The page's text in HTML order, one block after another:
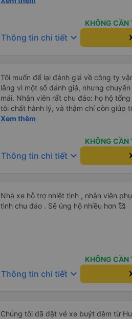
chính là công ty đã thay đổi điểm đón
cho chúng tôi cả buổi sáng để thông
không hiểu được tiếng Việt. Người
KHÔNG CẦN
Thông tin chi tiết keyboard_arrow_down
Tôi muốn để lại đánh giá về công ty
lắng vì một số đánh giá, nhưng
mái. Nhân viên rất chu đáo: họ hộ
tôi chất hành lý, và thậm chí còn giúp
trừ duy nhất là xe buýt đến sớm hơn
ra nếu tôi đến đúng giờ ghi trên vé.
lòng với chuyến đi và tôi rất vui vì đã
Xem thêm
KHÔNG CẦN
Thông tin chi tiết keyboard_arrow_down
Nhà xe hỗ trợ nhiệt tình , nhân viên
tình chu đáo . Sẽ ủng hộ nhiều hơn 🥰
KHÔNG CẦN
Thông tin chi tiết keyboard_arrow_down
Chúng tôi đã đặt vé xe buýt đêm từ